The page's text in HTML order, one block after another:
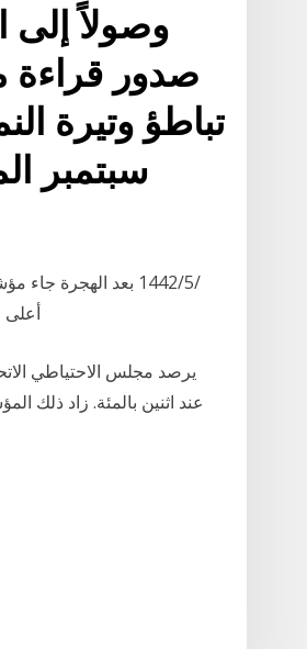
وصولاً
صدور قراءة
سبتمبر
أعلى
يرصد مجلس الاحتياطي